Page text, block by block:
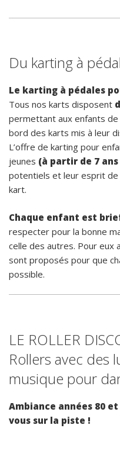
Du karting à
Le karting à pédales
Tous nos karts disposent
permettant aux enfants de
bord des karts mis à leur
L’offre de karting pour
jeunes (à partir de 7 ans
potentiels et leur esprit de
kart.
Chaque enfant est
respecter pour la bonne
celle des autres. Pour eux
sont proposés pour que
possible.
LE ROLLER
Rollers avec des
musique pour
Ambiance années 80
vous sur la piste !